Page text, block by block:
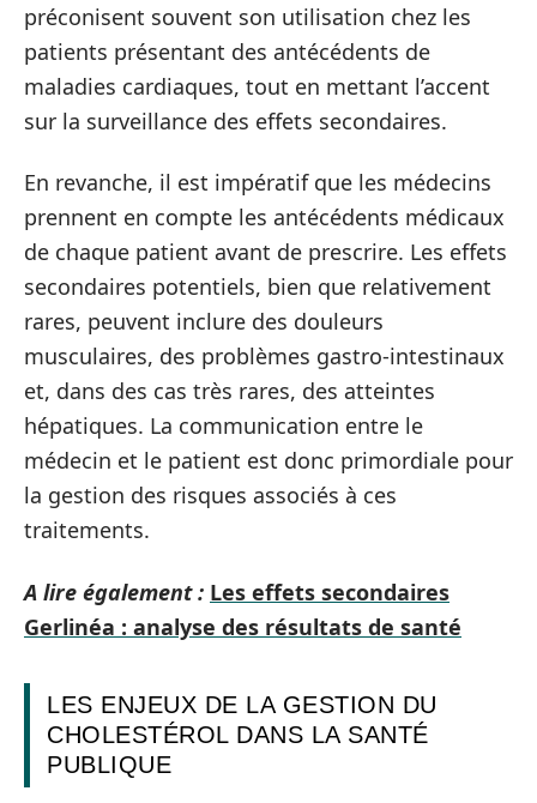
préconisent souvent son utilisation chez les
patients présentant des antécédents de
maladies cardiaques, tout en mettant l’accent
sur la surveillance des effets secondaires.
En revanche, il est impératif que les médecins
prennent en compte les antécédents médicaux
de chaque patient avant de prescrire. Les effets
secondaires potentiels, bien que relativement
rares, peuvent inclure des douleurs
musculaires, des problèmes gastro-intestinaux
et, dans des cas très rares, des atteintes
hépatiques. La communication entre le
médecin et le patient est donc primordiale pour
la gestion des risques associés à ces
traitements.
A lire également : Les effets secondaires
Gerlinéa : analyse des résultats de santé
LES ENJEUX DE LA GESTION DU
CHOLESTÉROL DANS LA SANTÉ
PUBLIQUE